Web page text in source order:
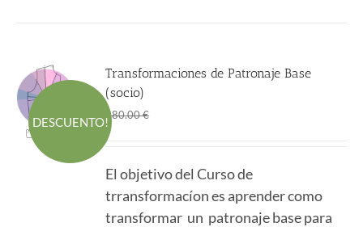
DESCUENTO!
Transformaciones de Patronaje Base
(socio)
380.00€
era:
380.00 €.
es:
298.00 €.
El objetivo del Curso de
trransformacíon es aprender como
transformar un patronaje base para